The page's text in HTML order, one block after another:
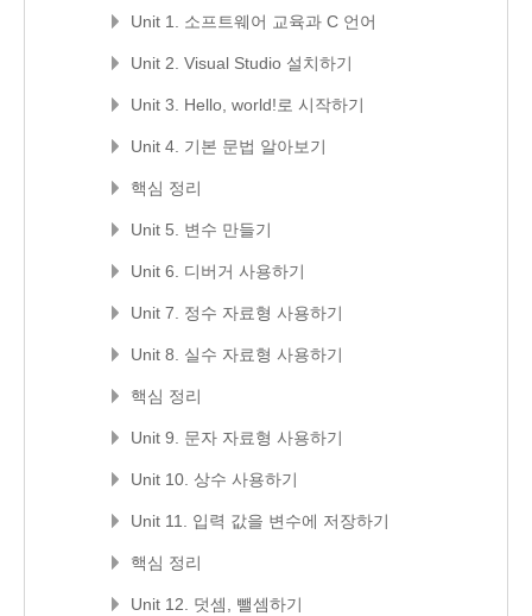
Unit 1. 소프트웨어 교육과 C 언어
Unit 2. Visual Studio 설치하기
Unit 3. Hello, world!로 시작하기
Unit 4. 기본 문법 알아보기
핵심 정리
Unit 5. 변수 만들기
Unit 6. 디버거 사용하기
Unit 7. 정수 자료형 사용하기
Unit 8. 실수 자료형 사용하기
핵심 정리
Unit 9. 문자 자료형 사용하기
Unit 10. 상수 사용하기
Unit 11. 입력 값을 변수에 저장하기
핵심 정리
Unit 12. 덧셈, 뺄셈하기